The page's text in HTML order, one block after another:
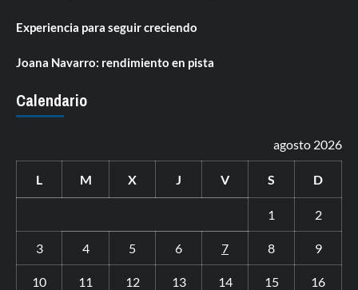
Experiencia para seguir creciendo
Joana Navarro: rendimiento en pista
Calendario
agosto 2026
L M X J V S D
1 2
3 4 5 6 7 8 9
10 11 12 13 14 15 16